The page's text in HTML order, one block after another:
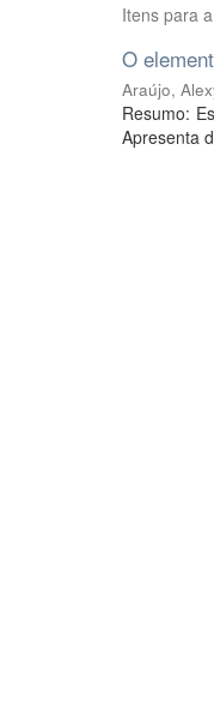
Itens para
O
Araújo,
Resumo:
Apresenta